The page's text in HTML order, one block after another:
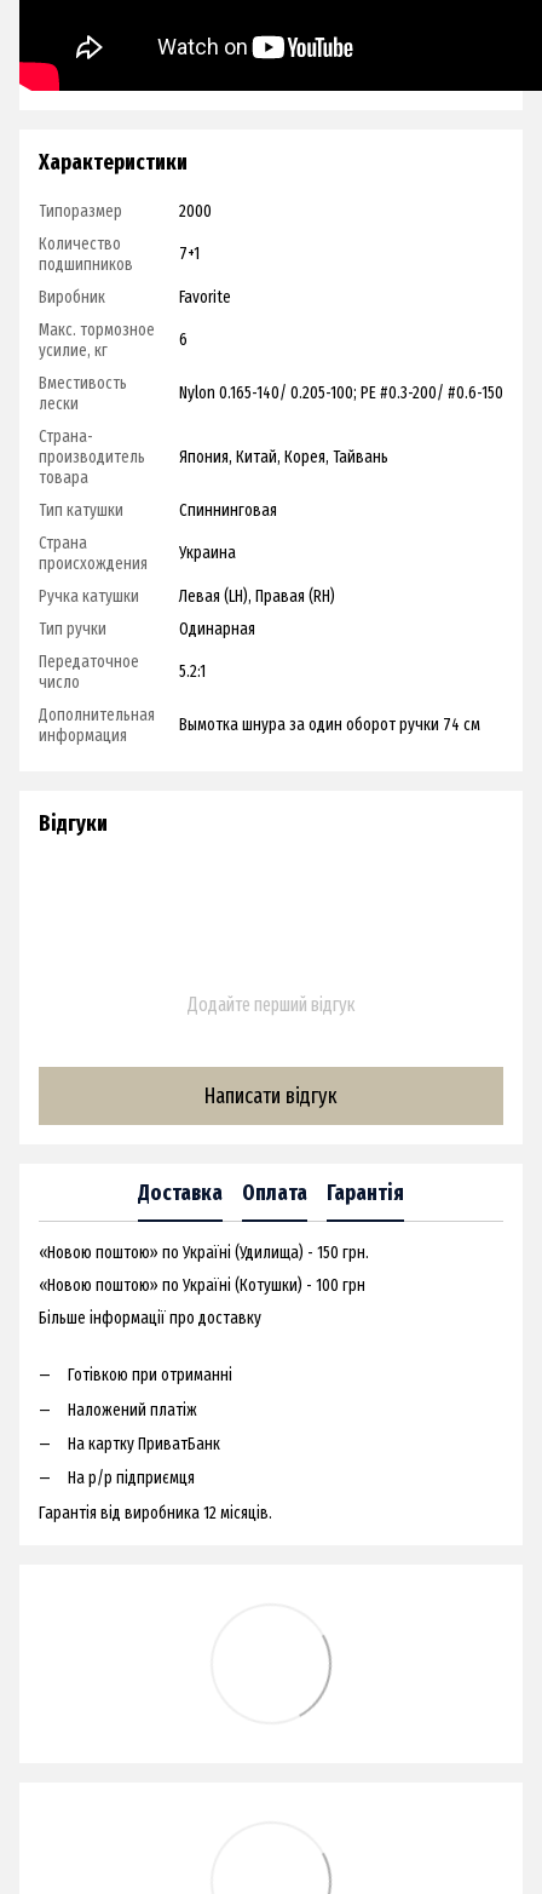
Характеристики
Типоразмер
2000
Количество
подшипников
7+1
Виробник
Favorite
Макс. тормозное
усилие, кг
6
Вместивость
лески
Nylon 0.165-140/ 0.205-100; PE #0.3-200/ #0.6-150
Страна-
производитель
товара
Япония, Китай, Корея, Тайвань
Тип катушки
Спиннинговая
Страна
происхождения
Украина
Ручка катушки
Левая (LH), Правая (RH)
Тип ручки
Одинарная
Передаточное
число
5.2:1
Дополнительная
информация
Вымотка шнура за один оборот ручки 74 см
Відгуки
Додайте перший відгук
Написати відгук
Доставка Оплата Гарантія
«Новою поштою» по Україні (Удилища) - 150 грн.
«Новою поштою» по Україні (Котушки) - 100 грн
Більше інформації про доставку
Готівкою при отриманні
Наложений платіж
На картку ПриватБанк
На р/р підприємця
Гарантія від виробника 12 місяців.